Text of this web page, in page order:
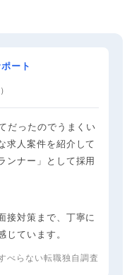
ート
だったのでうまくい
求人案件を紹介して
ンナー」として採用
接対策まで、丁寧に
じています。
べらない転職独自調査